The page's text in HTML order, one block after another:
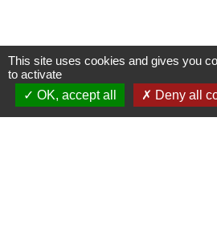
Contacts
Commune de
This site uses cookies and gives you
to activate
OK, accept all
Deny all